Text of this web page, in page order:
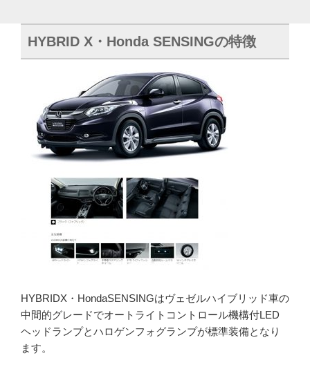
HYBRID X・Honda SENSINGの特徴
HYBRIDX・HondaSENSINGはヴェゼルハイブリッド車の
中間的グレードでオートライトコントロール機構付LED
ヘッドランプとハロゲンフォグランプが標準装備となり
ます。